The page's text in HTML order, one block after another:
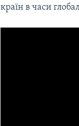
країн в часи